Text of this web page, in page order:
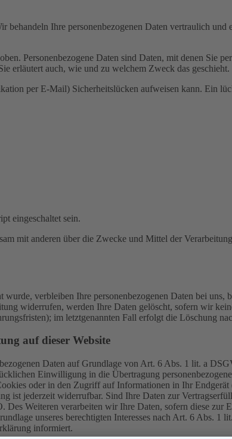
Ihre personenbezogenen Daten vertraulich
Personenbezogene Daten sind Daten, mit denen Sie
erläutert auch, wie und zu welchem Zweck das geschieht.
per E-Mail) Sicherheitslücken aufweisen kann. Ein
eingeschaltet sein.
mit anderen über die Zwecke und Mittel der
verbleiben Ihre personenbezogenen Daten bei
widerrufen, werden Ihre Daten gelöscht, sofern wir
im letztgenannten Fall erfolgt die Löschung
auf dieser Website
Daten auf Grundlage von Art. 6 Abs. 1 lit. a
Einwilligung in die Übertragung
oder in den Zugriff auf Informationen in Ihr
jederzeit widerrufbar. Sind Ihre Daten zur
Weiteren verarbeiten wir Ihre Daten, sofern diese
unseres berechtigten Interesses nach Art. 6 Abs.
informiert.